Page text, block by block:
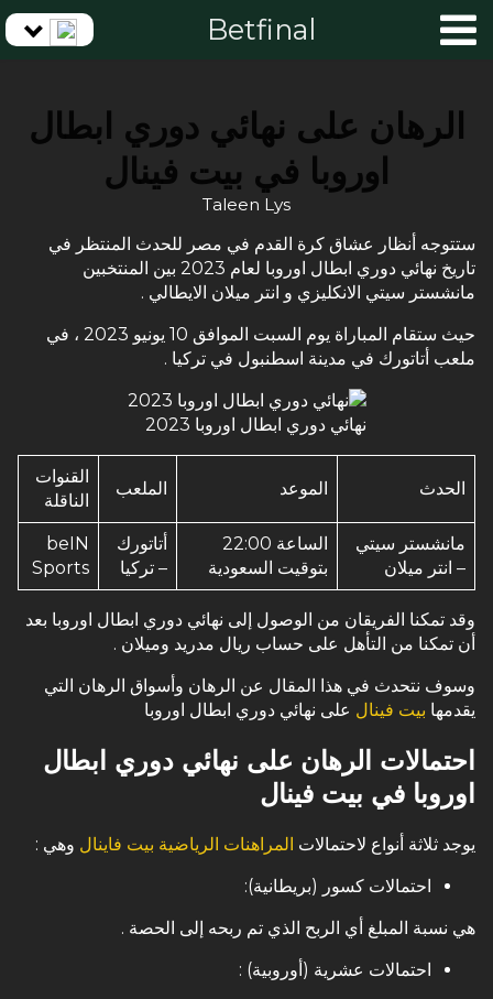
Betfinal
الرهان على نهائي دوري ابطال
اوروبا في بيت فينال
Taleen Lys
ستتوجه أنظار عشاق كرة القدم في مصر للحدث المنتظر في
تاريخ نهائي دوري ابطال اوروبا لعام 2023 بين المنتخبين
مانشستر سيتي الانكليزي و انتر ميلان الايطالي .
حيث ستقام المباراة يوم السبت الموافق 10 يونيو 2023 ، في
ملعب أتاتورك في مدينة اسطنبول في تركيا .
نهائي دوري ابطال اوروبا 2023
الحدث الموعد الملعب
القنوات
الناقلة
مانشستر سيتي
– انتر ميلان
الساعة 22:00
بتوقيت السعودية
أتاتورك
– تركيا
beIN
Sports
وقد تمكنا الفريقان من الوصول إلى نهائي دوري ابطال اوروبا بعد
أن تمكنا من التأهل على حساب ريال مدريد وميلان .
وسوف نتحدث في هذا المقال عن الرهان وأسواق الرهان التي
يقدمها بيت فينال على نهائي دوري ابطال اوروبا
احتمالات الرهان على نهائي دوري ابطال
اوروبا في بيت فينال
يوجد ثلاثة أنواع لاحتمالات المراهنات الرياضية بيت فاينال وهي :
احتمالات كسور (بريطانية):
هي نسبة المبلغ أي الربح الذي تم ربحه إلى الحصة .
احتمالات عشرية (أوروبية) :